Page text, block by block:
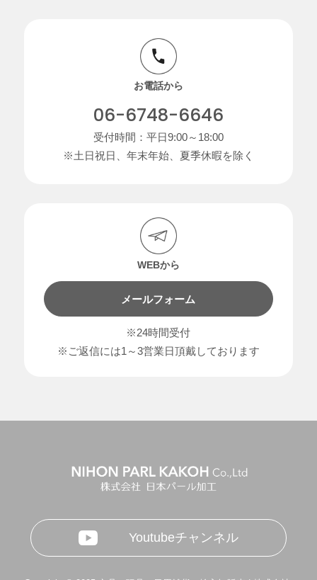
お電話から
06-6748-6646
受付時間：平日9:00～18:00
※土日祝日、年末年始、夏季休暇を除く
WEBから
メールフォーム
※24時間受付
※ご返信には1～3営業日頂戴しております
Youtubeチャンネル